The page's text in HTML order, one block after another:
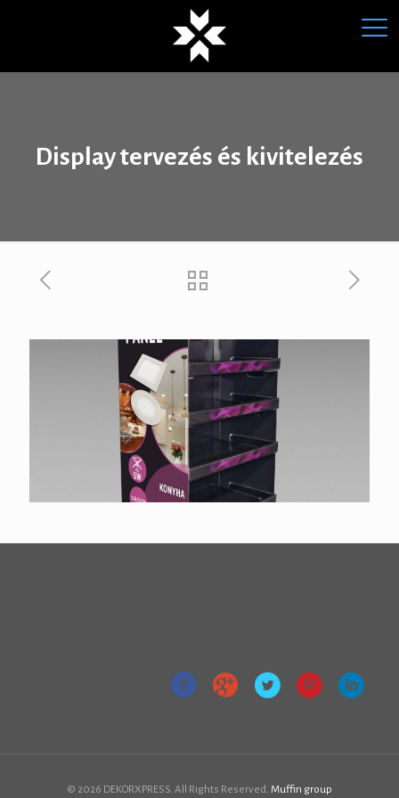
Display tervezés és kivitelezés
© 2026 DEKORXPRESS. All Rights Reserved. Muffin group